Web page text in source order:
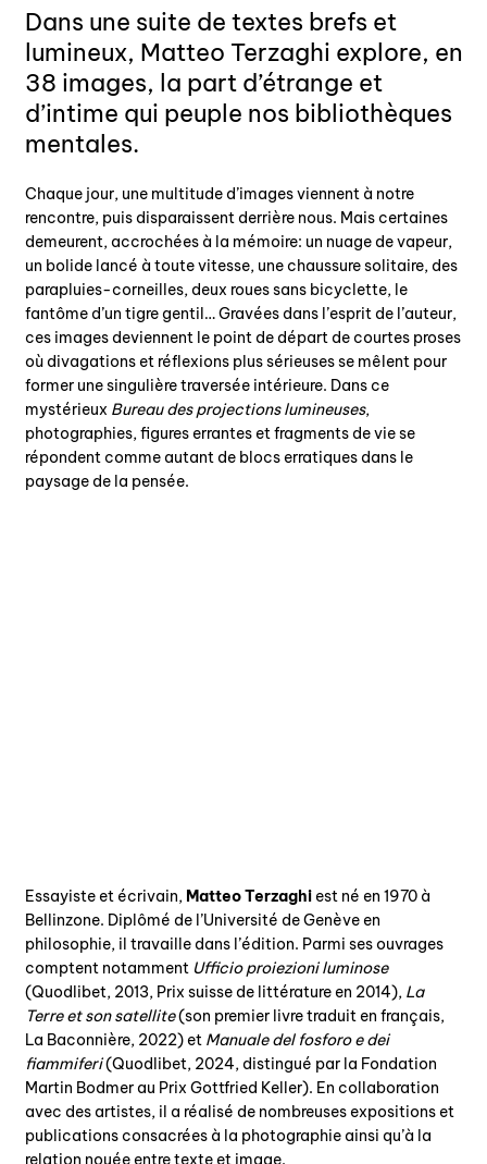
Dans une suite de textes brefs et
lumineux, Matteo Terzaghi explore, en
38 images, la part d’étrange et
d’intime qui peuple nos bibliothèques
mentales.
Chaque jour, une multitude d’images viennent à notre
rencontre, puis disparaissent derrière nous. Mais certaines
demeurent, accrochées à la mémoire: un nuage de vapeur,
un bolide lancé à toute vitesse, une chaussure solitaire, des
parapluies-corneilles, deux roues sans bicyclette, le
fantôme d’un tigre gentil… Gravées dans l’esprit de l’auteur,
ces images deviennent le point de départ de courtes proses
où divagations et réflexions plus sérieuses se mêlent pour
former une singulière traversée intérieure. Dans ce
mystérieux Bureau des projections lumineuses,
photographies, figures errantes et fragments de vie se
répondent comme autant de blocs erratiques dans le
paysage de la pensée.
Essayiste et écrivain, Matteo Terzaghiest né en 1970 à
Bellinzone. Diplômé de l’Université de Genève en
philosophie, il travaille dans l’édition. Parmi ses ouvrages
comptent notamment Ufficio proiezioni luminose
(Quodlibet, 2013, Prix suisse de littérature en 2014), La
Terre et son satellite(son premier livre traduit en français,
La Baconnière, 2022) et Manuale del fosforo e dei
fiammiferi(Quodlibet, 2024, distingué par la Fondation
Martin Bodmer au Prix Gottfried Keller). En collaboration
avec des artistes, il a réalisé de nombreuses expositions et
publications consacrées à la photographie ainsi qu’à la
relation nouée entre texte et image.